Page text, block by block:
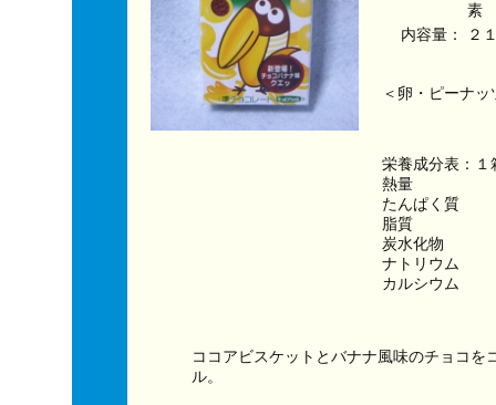
素
内容量：
２
＜卵・ピーナ
栄養成分表：１
熱量　　　　
たんぱく質　　
脂質　　　　
炭水化物　　　
ナトリウム　　
カルシウム　　
ココアビスケットとバナナ風味のチョコを
ル。